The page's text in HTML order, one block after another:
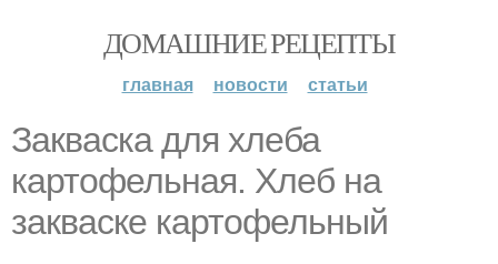
ДОМАШНИЕ РЕЦЕПТЫ
главная новости статьи
Закваска для хлеба
картофельная. Хлеб на
закваске картофельный